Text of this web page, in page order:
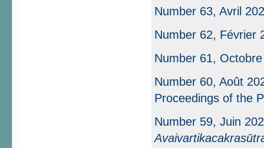
Number 63, Avril
Number 62, Février
Number 61,
Number 60, Août
Proceedings of the
Number 59, Juin